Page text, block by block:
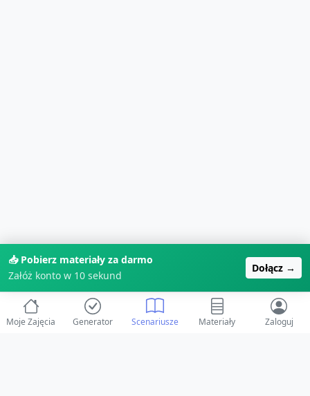
📥 Pobierz materiały za darmo
Załóż konto w 10 sekund
Dołącz →
Moje Zajęcia Generator Scenariusze Materiały Zaloguj